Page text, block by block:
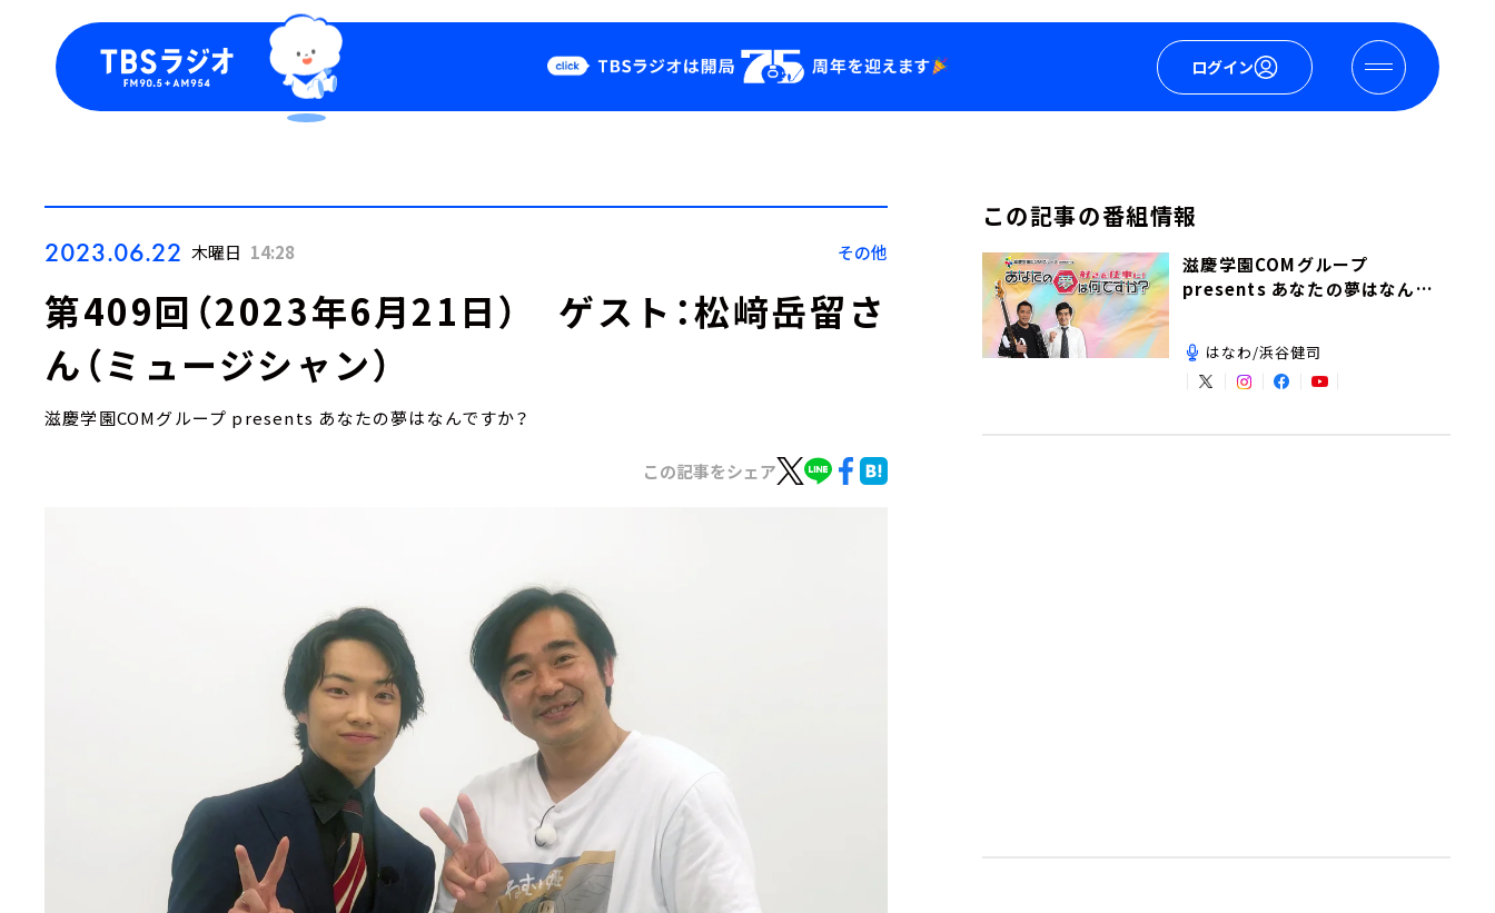
ログイン
Podcast
YouTube
2023.06.22 木曜日 14:28 その他
第409回（2023年6月21日） ゲスト：松﨑岳留さ
ん（ミュージシャン）
滋慶学園COMグループ presents あなたの夢はなんですか？
この記事をシェア
この記事の番組情報
滋慶学園COMグループ
presents あなたの夢はなんで
はなわ/浜谷健司